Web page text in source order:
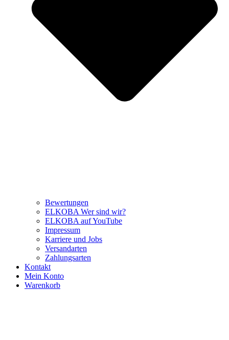
Bewertungen
ELKOBA Wer sind wir?
ELKOBA auf YouTube
Impressum
Karriere und Jobs
Versandarten
Zahlungsarten
Kontakt
Mein Konto
Warenkorb